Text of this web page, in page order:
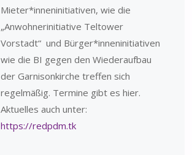
Mieter*inneninitiativen, wie die
„Anwohnerinitiative Teltower
Vorstadt“ und Bürger*inneninitiativen
wie die BI gegen den Wiederaufbau
der Garnisonkirche treffen sich
regelmäßig. Termine gibt es hier.
Aktuelles auch unter:
https://redpdm.tk